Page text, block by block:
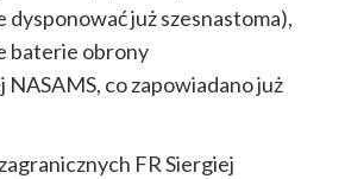
dysponować już szesnastoma),
baterie obrony
co zapowiadano już
FR Siergiej